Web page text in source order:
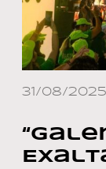
31/08/2025